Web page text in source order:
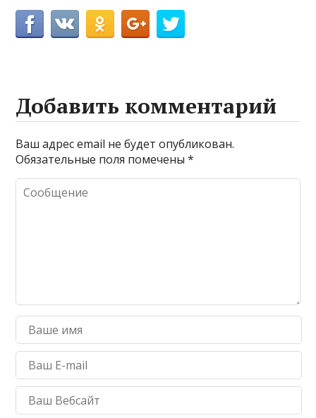
Добавить комментарий
Ваш адрес email не будет опубликован.
Обязательные поля помечены*